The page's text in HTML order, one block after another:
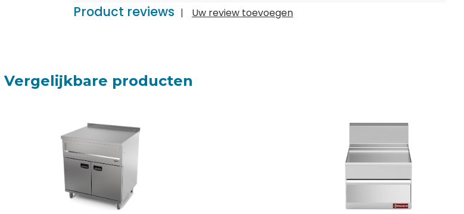
Product reviews | Uw review toevoegen
Vergelijkbare producten